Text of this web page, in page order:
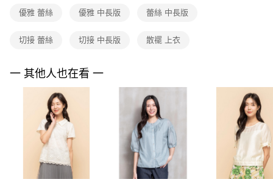
ATM／網路銀行／等多元方式進行付款，方視為交易完成。
※ 請注意：結帳手續完成當下不需立刻繳費，但若您需要取消訂單，請聯絡
後付繳納相關費用。
客戶支援中心」https://netprotections.freshdesk.com/support/home
【注意事項】
１．透過由恩沛科技股份有限公司提供之「AFTEE先享後付」服務完成之交
易，需依本服務之必要範圍內提供個人資料，並將交易相關給付款項請求債
權轉讓予恩沛科技股份有限公司。
２．關於個人資料處理事宜，請瀏覽以下網址：
https://aftee.tw/terms/#terms3
３．未成年的使用者請事先徵得法定代理人或監護人之同意方可使用
「AFTEE先享後付」，若未經同意申辦者引起之損失，本公司不負相關責
7-11取貨付款
每筆NT$90，滿NT$3,600(含以上)免運費
黑貓宅配
每筆NT$90，滿NT$3,600(含以上)免運費
離島宅配 (蘭嶼恕不配送)
每筆NT$200，滿NT$8,000(含以上)免運費
付款後門市自取
優雅 蕾絲 優雅 中長版 蕾絲 中長版
切接 蕾絲 切接 中長版 散襬 上衣
一 其他人也在看 一